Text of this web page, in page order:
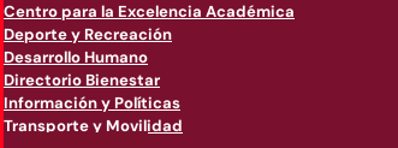
Centro para la Excelencia Académica
Deporte y Recreación
Desarrollo Humano
Directorio Bienestar
Información y Políticas
Transporte y Movilidad